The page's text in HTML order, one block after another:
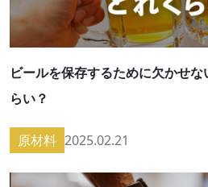
ビールを保存するために欠かせ
らい？
原材料 2025.02.21